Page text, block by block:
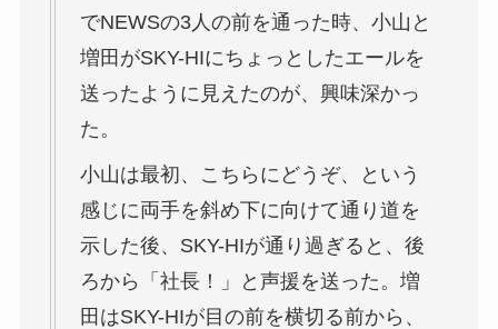
でNEWSの3人の前を通った時、小山と
増田がSKY-HIにちょっとしたエールを
送ったように見えたのが、興味深かっ
た。
小山は最初、こちらにどうぞ、という
感じに両手を斜め下に向けて通り道を
示した後、SKY-HIが通り過ぎると、後
ろから「社長！」と声援を送った。増
田はSKY-HIが目の前を横切る前から、